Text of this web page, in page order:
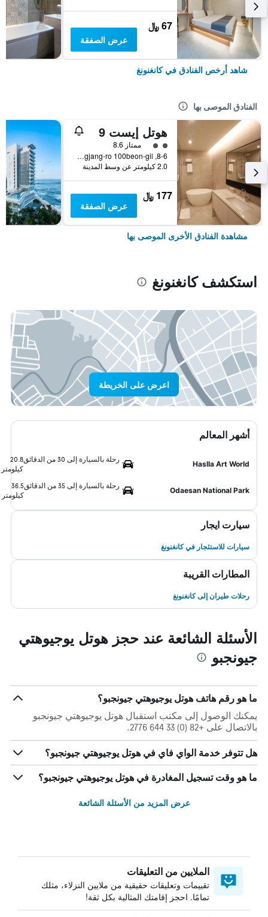
67 ﷼
عرض الصفقة
شاهد أرخص الفنادق في كانغنونغ
الفنادق الموصى بها
هوتل إيست 9
تقييم فئة 2
ممتاز 8.6
8-6, Gyodonggwangjang-ro 100beon-gil, كانغنونغ, كوريا الجنوبية
2.0 كيلومتر عن وسط المدينة
177 ﷼
عرض الصفقة
مشاهدة الفنادق الأخرى الموصى بها
استكشف كانغنونغ
اعرض على الخريطة
أشهر المعالم
Haslla Art World
رحلة بالسيارة إلى 30 من الدقائق
20.8
كيلومتر
Odaesan National Park
رحلة بالسيارة إلى 35 من الدقائق
36.5
كيلومتر
سيارت ايجار
سيارات للاستئجار في كانغنونغ
المطارات القريبة
رحلات طيران إلى كانغنونغ
الأسئلة الشائعة عند حجز هوتل يوجيوهتي
جيونجبو
ما هو رقم هاتف هوتل يوجيوهتي جيونجبو؟
يمكنك الوصول إلى مكتب استقبال هوتل يوجيوهتي جيونجبو
بالاتصال على +82 (0) 33 644 2776.
هل تتوفر خدمة الواي فاي في هوتل يوجيوهتي جيونجبو؟
ما هو وقت تسجيل المغادرة في هوتل يوجيوهتي جيونجبو؟
عرض المزيد من الأسئلة الشائعة
الملايين من التعليقات
تقييمات وتعليقات حقيقية من ملايين النزلاء، مثلك
تمامًا. احجز إقامتك المثالية بكل ثقة!